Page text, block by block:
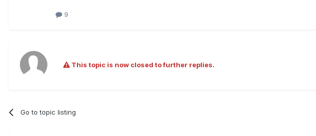
9
This topic is now closed to further replies.
Go to topic listing